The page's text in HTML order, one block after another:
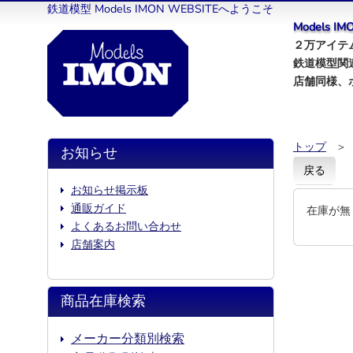
鉄道模型 Models IMON WEBSITEへようこそ
Models
２万アイ
鉄道模型関
店舗同様、
トップ
＞
戻る
在庫が
お知らせ
お知らせ掲示板
通販ガイド
よくあるお問い合わせ
店舗案内
商品在庫検索
メーカー分類別検索